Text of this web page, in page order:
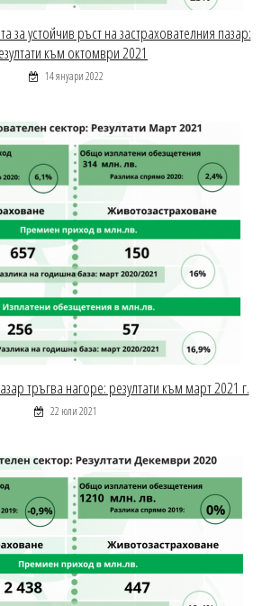
за устойчив ръст на застрахователния пазар:
към октомври 2021
14 януари 2022
тръгва нагоре: резултати към март 2021 г.
22 юли 2021